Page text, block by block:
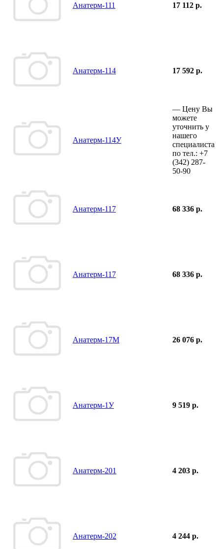
Анатерм-111 17 112 р.
Анатерм-114 17 592 р.
Анатерм-114У
— Цену Вы
можете
уточнить у
нашего
специалиста
по тел.: +7
(342) 287-
50-90
Анатерм-117 68 336 р.
Анатерм-117 68 336 р.
Анатерм-17М 26 076 р.
Анатерм-1У 9 519 р.
Анатерм-201 4 203 р.
Анатерм-202 4 244 р.